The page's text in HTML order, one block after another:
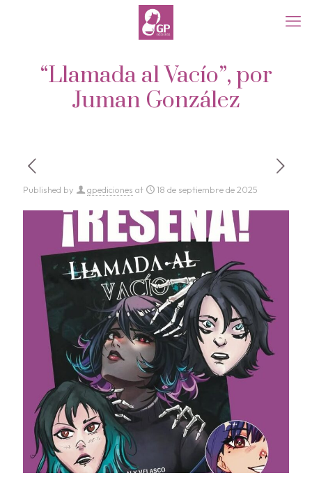
“Llamada al Vacío”, por
Juman González
Published by gpediciones at 18 de septiembre de 2025